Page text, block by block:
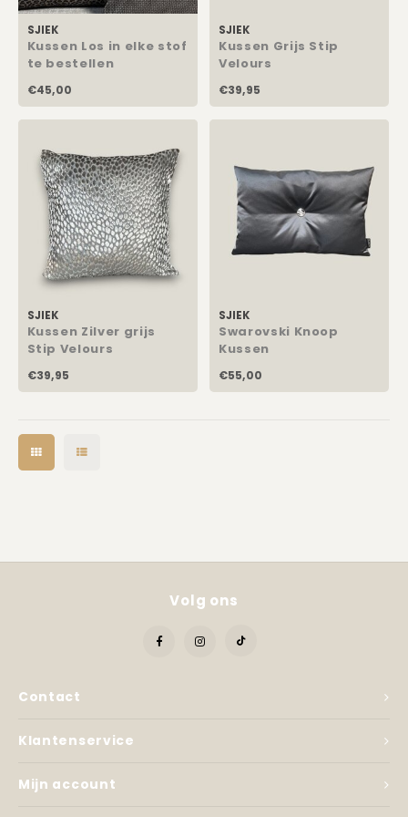
Eetkamerstoelen
Barkrukken
Banken
TV Kasten
Kasten op Maat
Rechthoekige Lampenkappen
Schuine Lampenkappen
Pet Lampenkappen
SALE Lampenkappen
Kussens Roze
Kussens Goud
Kussens Blauw
Kussens Groen
Kussens SALE
Kaarsen
Dienbladen / Schalen
Kunstbloemen
Wand Schilderijen
Spiegels
Asleigh & Burwood
Onderhoudsmiddelen
SJIEK
Kussen Los in elke stof
te bestellen
€45,00
SJIEK
Kussen Grijs Stip
Velours
€39,95
SJIEK
Kussen Zilver grijs
Stip Velours
€39,95
SJIEK
Swarovski Knoop
Kussen
€55,00
Contact
Volg ons
Klantenservice
Mijn account